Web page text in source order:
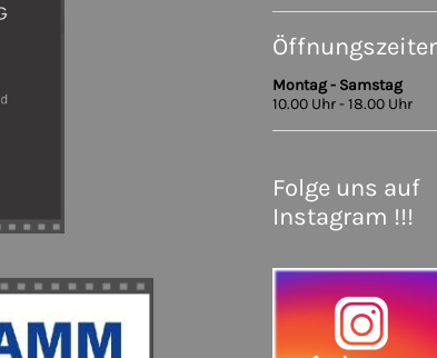
Montag - Samstag
10.00 Uhr - 18.00 Uhr
Folge uns auf
Instagram !!!